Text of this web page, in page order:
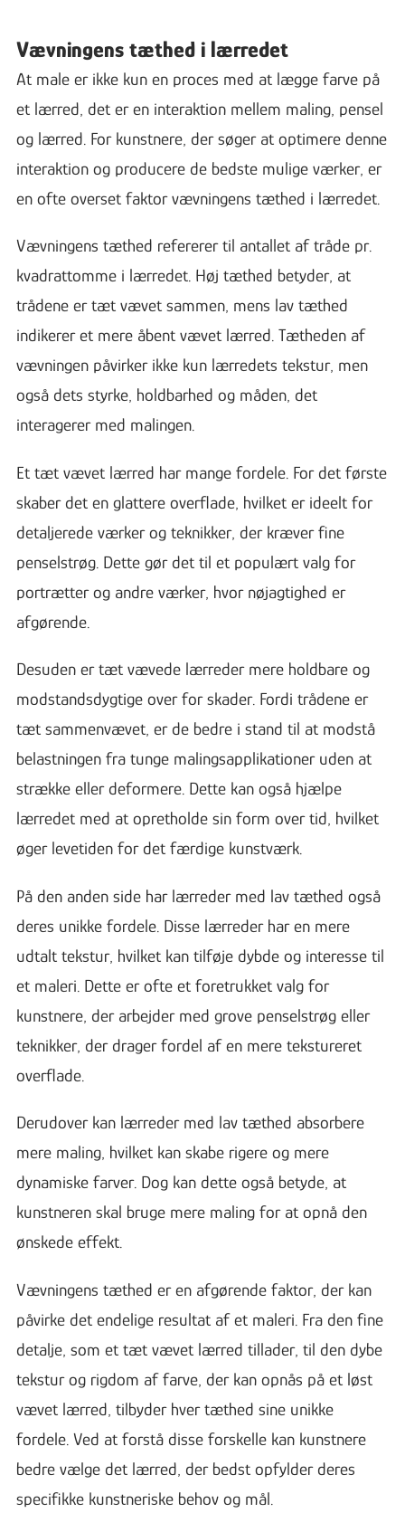
Vævningens tæthed i lærredet
At male er ikke kun en proces med at lægge farve på
et lærred, det er en interaktion mellem maling, pensel
og lærred. For kunstnere, der søger at optimere denne
interaktion og producere de bedste mulige værker, er
en ofte overset faktor vævningens tæthed i lærredet.
Vævningens tæthed refererer til antallet af tråde pr.
kvadrattomme i lærredet. Høj tæthed betyder, at
trådene er tæt vævet sammen, mens lav tæthed
indikerer et mere åbent vævet lærred. Tætheden af
vævningen påvirker ikke kun lærredets tekstur, men
også dets styrke, holdbarhed og måden, det
interagerer med malingen.
Et tæt vævet lærred har mange fordele. For det første
skaber det en glattere overflade, hvilket er ideelt for
detaljerede værker og teknikker, der kræver fine
penselstrøg. Dette gør det til et populært valg for
portrætter og andre værker, hvor nøjagtighed er
afgørende.
Desuden er tæt vævede lærreder mere holdbare og
modstandsdygtige over for skader. Fordi trådene er
tæt sammenvævet, er de bedre i stand til at modstå
belastningen fra tunge malingsapplikationer uden at
strække eller deformere. Dette kan også hjælpe
lærredet med at opretholde sin form over tid, hvilket
øger levetiden for det færdige kunstværk.
På den anden side har lærreder med lav tæthed også
deres unikke fordele. Disse lærreder har en mere
udtalt tekstur, hvilket kan tilføje dybde og interesse til
et maleri. Dette er ofte et foretrukket valg for
kunstnere, der arbejder med grove penselstrøg eller
teknikker, der drager fordel af en mere tekstureret
overflade.
Derudover kan lærreder med lav tæthed absorbere
mere maling, hvilket kan skabe rigere og mere
dynamiske farver. Dog kan dette også betyde, at
kunstneren skal bruge mere maling for at opnå den
ønskede effekt.
Vævningens tæthed er en afgørende faktor, der kan
påvirke det endelige resultat af et maleri. Fra den fine
detalje, som et tæt vævet lærred tillader, til den dybe
tekstur og rigdom af farve, der kan opnås på et løst
vævet lærred, tilbyder hver tæthed sine unikke
fordele. Ved at forstå disse forskelle kan kunstnere
bedre vælge det lærred, der bedst opfylder deres
specifikke kunstneriske behov og mål.